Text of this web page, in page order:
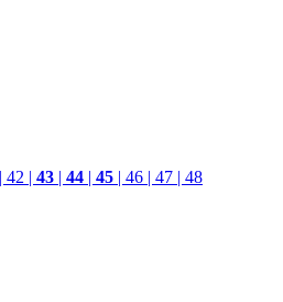
42 43 44 45 46 47 48